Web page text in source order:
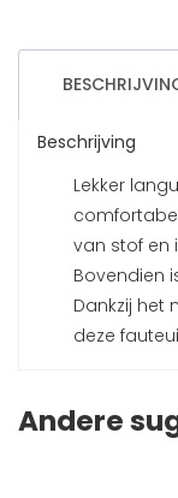
Beschrijving
Lekker
van stof en
Bovendien
Dankzij het
deze
Andere